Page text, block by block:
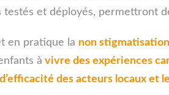
et déployés, permettront
en pratique la non
à vivre des expériences
des acteurs locaux et